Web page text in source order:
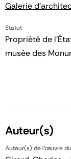
Galerie
Statut
Propriété de
musée des
Auteur(s)
Auteur(s) de l'œuvre